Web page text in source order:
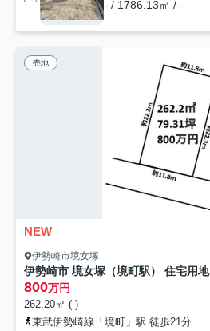
- / 1786.13㎡ / -
売地
NEW
伊勢崎市境女塚
伊勢崎市 境女塚（境町駅） 住宅用地
800万円
262.20㎡ (-)
東武伊勢崎線「境町」駅 徒歩21分